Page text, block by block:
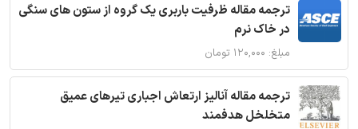
ترجمه مقاله ظرفیت باربری یک گروه از ستون های سنگی
در خاک نرم
مبلغ: ۱۲۰,۰۰۰ تومان
ترجمه مقاله آنالیز ارتعاش اجباری تیرهای عمیق
متخلخل هدفمند